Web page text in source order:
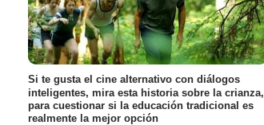
Si te gusta el cine alternativo con diálogos
inteligentes, mira esta historia sobre la crianza,
para cuestionar si la educación tradicional es
realmente la mejor opción